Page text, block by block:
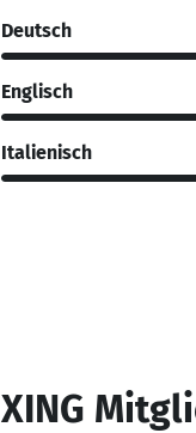
Deutsch
Englisch
Italienisch
XING